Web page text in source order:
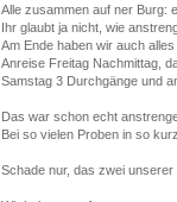
Alle zusammen auf ner Burg:
Ihr glaubt ja nicht, wie
Am Ende haben wir auch
Anreise Freitag Nachmittag,
Samstag 3 Durchgänge und
Das war schon echt
Bei so vielen Proben in so
Schade nur, das zwei